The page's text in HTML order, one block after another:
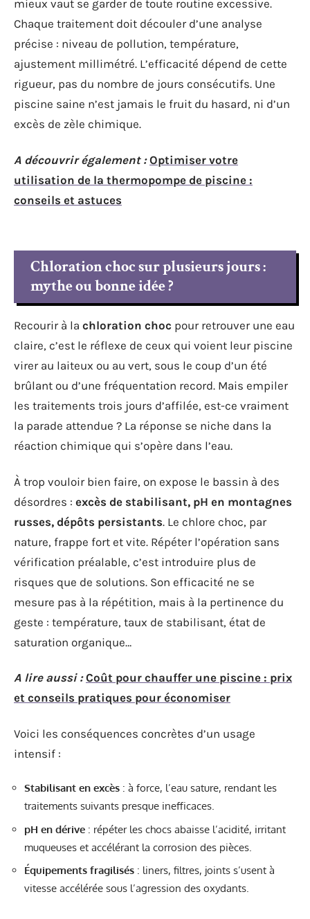
mieux vaut se garder de toute routine excessive.
Chaque traitement doit découler d’une analyse
précise : niveau de pollution, température,
ajustement millimétré. L’efficacité dépend de cette
rigueur, pas du nombre de jours consécutifs. Une
piscine saine n’est jamais le fruit du hasard, ni d’un
excès de zèle chimique.
A découvrir également : Optimiser votre
utilisation de la thermopompe de piscine :
conseils et astuces
Chloration choc sur plusieurs jours :
mythe ou bonne idée ?
Recourir à la chloration choc pour retrouver une eau
claire, c’est le réflexe de ceux qui voient leur piscine
virer au laiteux ou au vert, sous le coup d’un été
brûlant ou d’une fréquentation record. Mais empiler
les traitements trois jours d’affilée, est-ce vraiment
la parade attendue ? La réponse se niche dans la
réaction chimique qui s’opère dans l’eau.
À trop vouloir bien faire, on expose le bassin à des
désordres : excès de stabilisant, pH en montagnes
russes, dépôts persistants. Le chlore choc, par
nature, frappe fort et vite. Répéter l’opération sans
vérification préalable, c’est introduire plus de
risques que de solutions. Son efficacité ne se
mesure pas à la répétition, mais à la pertinence du
geste : température, taux de stabilisant, état de
saturation organique…
A lire aussi : Coût pour chauffer une piscine : prix
et conseils pratiques pour économiser
Voici les conséquences concrètes d’un usage
intensif :
Stabilisant en excès : à force, l’eau sature, rendant les
traitements suivants presque inefficaces.
pH en dérive : répéter les chocs abaisse l’acidité, irritant
muqueuses et accélérant la corrosion des pièces.
Équipements fragilisés : liners, filtres, joints s’usent à
vitesse accélérée sous l’agression des oxydants.